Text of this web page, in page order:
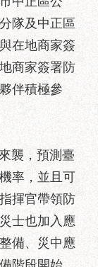
隊及中正區
在地商家簽
商家簽署防
伴積極參
襲，預測臺
率，並且可
揮官帶領防
士也加入應
備、災中應